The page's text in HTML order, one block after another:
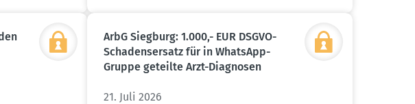
ArbG Siegburg: 1.000,- EUR DSGVO-
Schadens­ersatz für in WhatsApp-
Gruppe geteilte Arzt-Diagnosen
21. Juli 2026